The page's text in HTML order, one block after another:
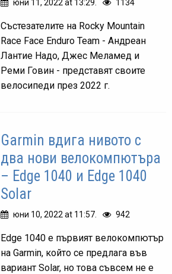
юни 11, 2022 at 13:29. 1134
Състезателите на Rocky Mountain
Race Face Enduro Team - Андреан
Лантие Надо, Джес Меламед и
Реми Говин - представят своите
велосипеди през 2022 г.
Garmin вдига нивото с
два нови велокомпютъра
– Edge 1040 и Edge 1040
Solar
юни 10, 2022 at 11:57. 942
Edge 1040 е първият велокомпютър
на Garmin, който се предлага във
вариант Solar, но това съвсем не е